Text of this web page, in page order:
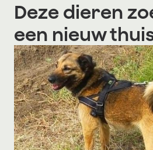
Deze dieren
een nieuw